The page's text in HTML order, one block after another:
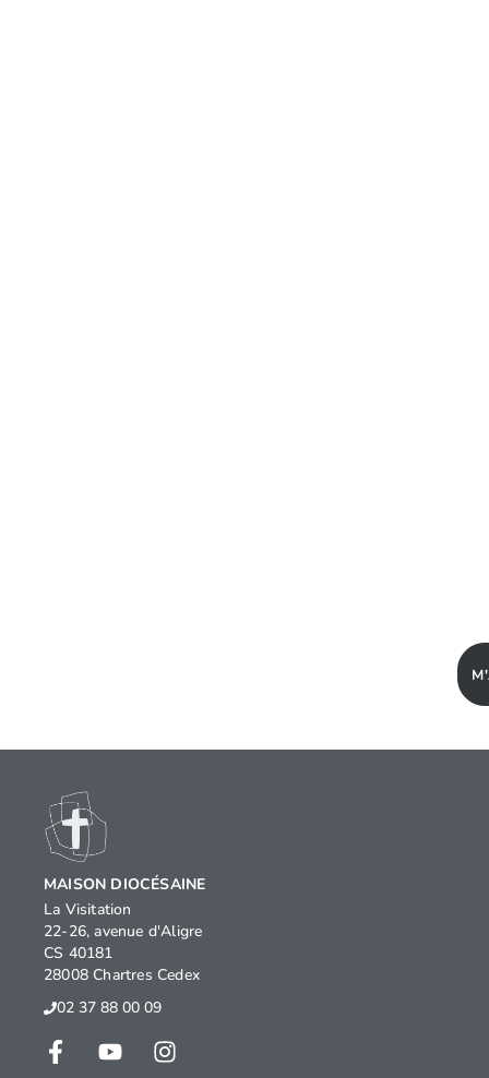
MAISON DIOCÉSAINE
La Visitation
22-26, avenue d'Aligre
CS 40181
28008 Chartres Cedex
02 37 88 00 09